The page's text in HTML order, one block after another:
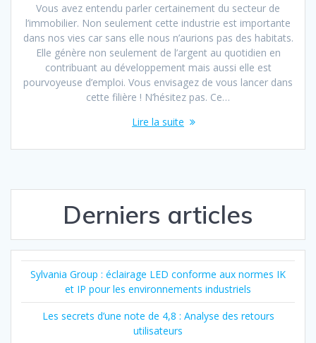
Vous avez entendu parler certainement du secteur de
l’immobilier. Non seulement cette industrie est importante
dans nos vies car sans elle nous n’aurions pas des habitats.
Elle génère non seulement de l’argent au quotidien en
contribuant au développement mais aussi elle est
pourvoyeuse d’emploi. Vous envisagez de vous lancer dans
cette filière ! N’hésitez pas. Ce…
Lire la suite
Derniers articles
Sylvania Group : éclairage LED conforme aux normes IK
et IP pour les environnements industriels
Les secrets d’une note de 4,8 : Analyse des retours
utilisateurs